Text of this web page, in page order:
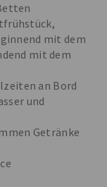
mit dem
mit dem
an Bord
und
Getränke